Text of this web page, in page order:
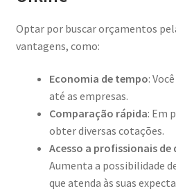
Optar por buscar orçamentos
vantagens, como:
Economia de tempo:
até as empresas.
Comparação rápida: Em
obter diversas cotações.
Acesso a profissionais
Aumenta a possibilidade
que atenda às suas